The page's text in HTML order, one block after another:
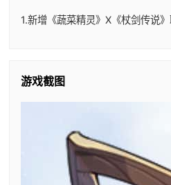
1.新增《蔬菜精灵》X《杖剑传说
游戏截图